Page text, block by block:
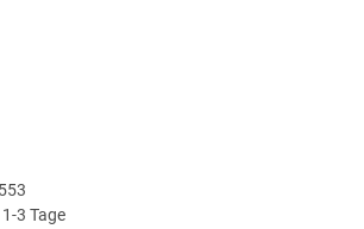
3 Tage